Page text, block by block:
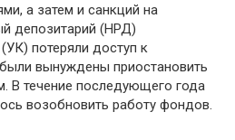
а затем и санкций на
депозитарий (НРД)
потеряли доступ к
вынуждены приостановить
В течение последующего года
возобновить работу фондов.